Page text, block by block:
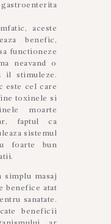
aceste
benefic,
functioneze
neavand o
il stimuleze.
este cel care
toxinele si
moarte
faptul ca
sistemul
foarte bun
simplu masaj
benefice atat
sanatate.
beneficii